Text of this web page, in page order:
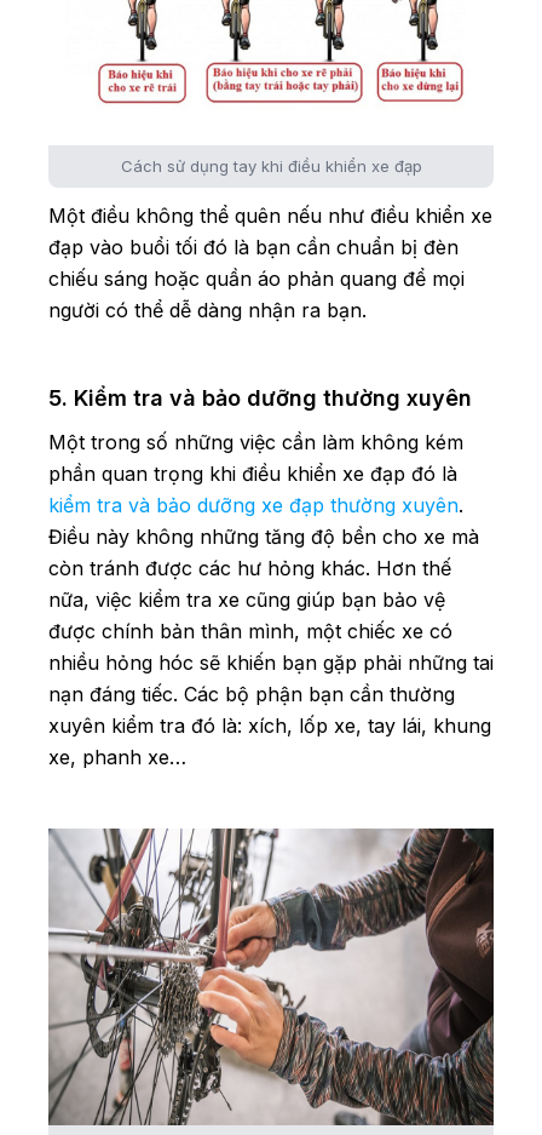
Cách sử dụng tay khi điều khiển xe đạp
Một điều không thể quên nếu như điều khiển xe
đạp vào buổi tối đó là bạn cần chuẩn bị đèn
chiếu sáng hoặc quần áo phản quang để mọi
người có thể dễ dàng nhận ra bạn.
5. Kiểm tra và bảo dưỡng thường xuyên
Một trong số những việc cần làm không kém
phần quan trọng khi điều khiển xe đạp đó là
kiểm tra và bảo dưỡng xe đạp thường xuyên.
Điều này không những tăng độ bền cho xe mà
còn tránh được các hư hỏng khác. Hơn thế
nữa, việc kiểm tra xe cũng giúp bạn bảo vệ
được chính bản thân mình, một chiếc xe có
nhiều hỏng hóc sẽ khiến bạn gặp phải những tai
nạn đáng tiếc. Các bộ phận bạn cần thường
xuyên kiểm tra đó là: xích, lốp xe, tay lái, khung
xe, phanh xe…